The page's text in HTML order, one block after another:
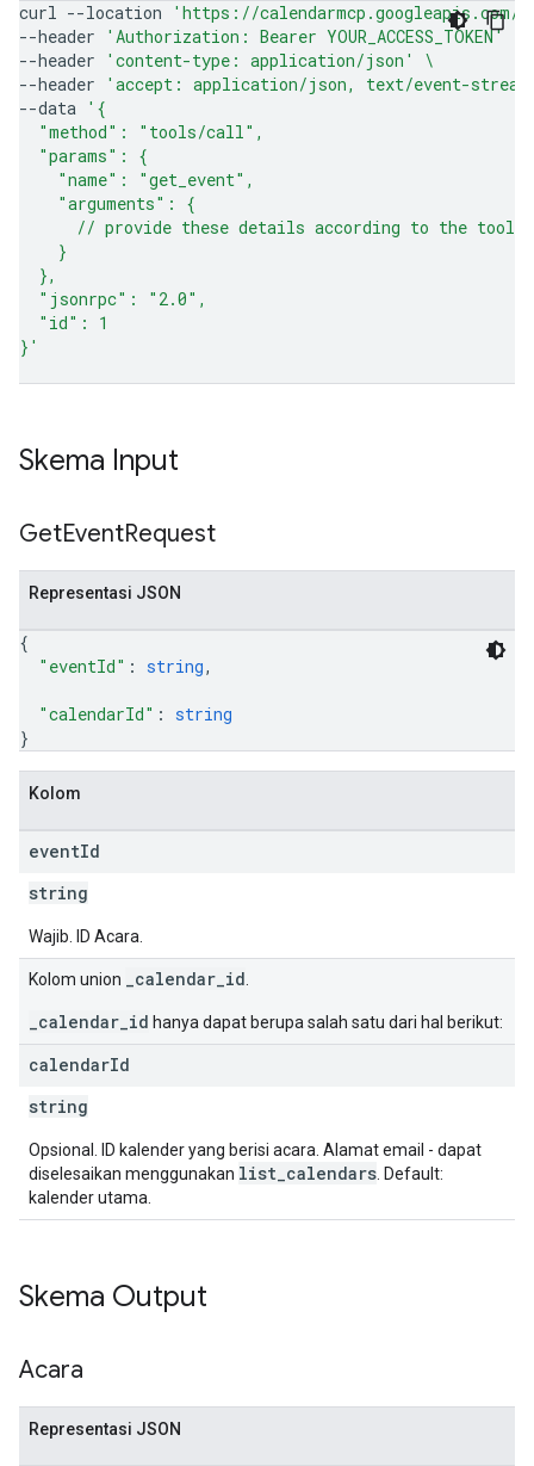
curl --location
'https://calendarmcp.googleapis.com/
--header
'Authorization: Bearer YOUR_ACCESS_TOKEN'
--header
'content-type: application/json'
\
--header
'accept: application/json, text/event-
--data '{
  "method": "tools/call",
  "params": {
    "name": "get_event",
    "arguments": {
// provide these details according to the tool
    }
  },
  "jsonrpc": "2.0",
  "id": 1
}'
Skema Input
GetEventRequest
Representasi JSON
{
"eventId" : string,
"calendarId" : string
}
Kolom
eventId
string
Wajib. ID Acara.
Kolom union _calendar_id
_calendar_id hanya dapat berupa salah satu dari hal berikut:
calendarId
string
Opsional. ID kalender yang berisi acara. Alamat email - dapat
diselesaikan menggunakan list_calendars . Default:
kalender utama.
Skema Output
Acara
Representasi JSON